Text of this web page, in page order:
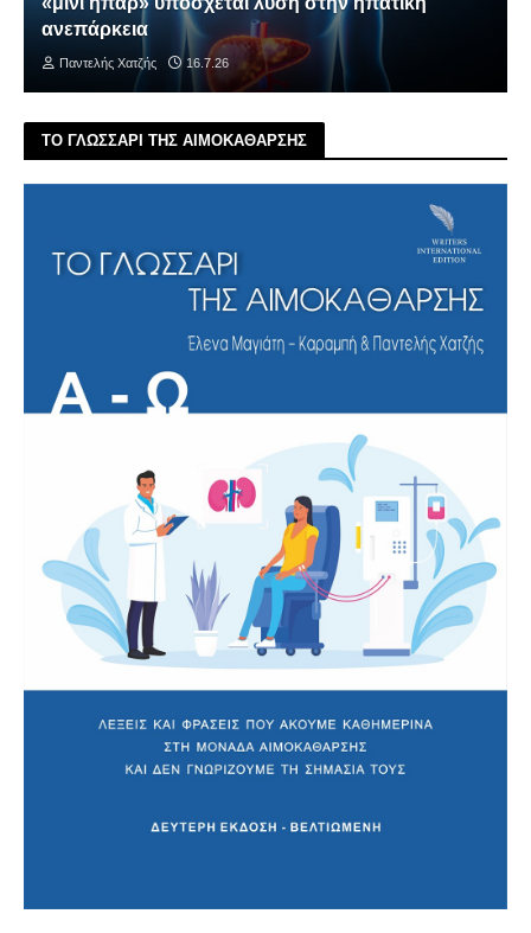
ανεπάρκεια
Παντελής Χατζής 16.7.26
ΤΟ ΓΛΩΣΣΑΡΙ ΤΗΣ ΑΙΜΟΚΑΘΑΡΣΗΣ